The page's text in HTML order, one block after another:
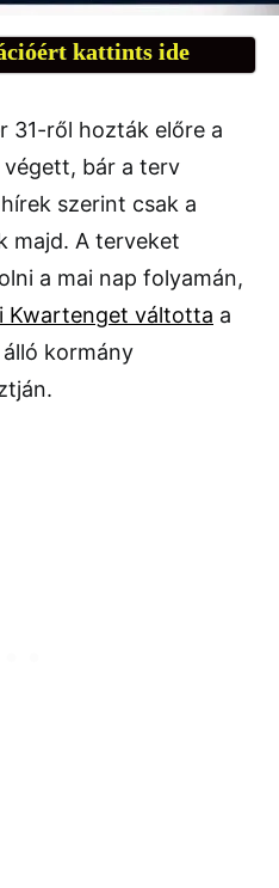
kattints ide
31-ről hozták előre a
bár a terv
szerint csak a
majd. A terveket
a mai nap folyamán,
Kwartenget váltotta a
kormány